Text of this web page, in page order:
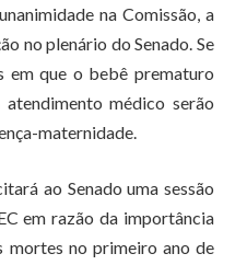
na Comissão, a
no plenário do Senado. Se
em que o bebê prematuro
médico serão
maternidade.
ao Senado uma sessão
em razão da importância
mortes no primeiro ano de